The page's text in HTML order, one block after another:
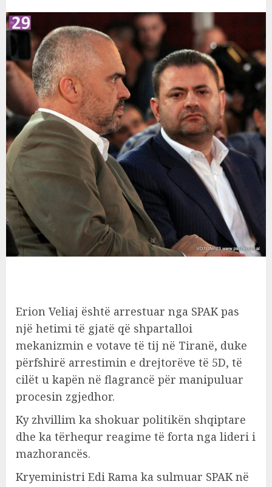
Erion Veliaj është arrestuar nga SPAK pas
një hetimi të gjatë që shpartalloi
mekanizmin e votave të tij në Tiranë, duke
përfshirë arrestimin e drejtorëve të 5D, të
cilët u kapën në flagrancë për manipuluar
procesin zgjedhor.
Ky zhvillim ka shokuar politikën shqiptare
dhe ka tërhequr reagime të forta nga lideri i
mazhorancës.
Kryeministri Edi Rama ka sulmuar SPAK në